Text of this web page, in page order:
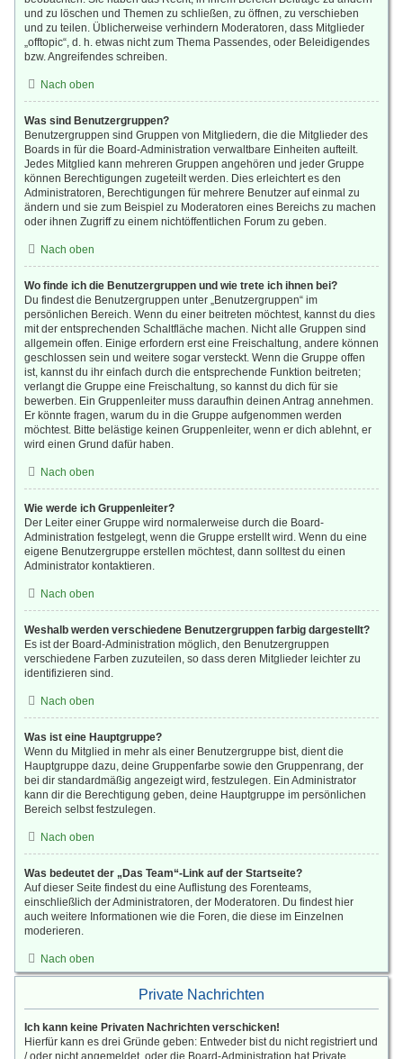
und zu löschen und Themen zu schließen, zu öffnen, zu verschieben
und zu teilen. Üblicherweise verhindern Moderatoren, dass Mitglieder
„offtopic“, d. h. etwas nicht zum Thema Passendes, oder Beleidigendes
bzw. Angreifendes schreiben.
Nach oben
Was sind Benutzergruppen?
Benutzergruppen sind Gruppen von Mitgliedern, die die Mitglieder des
Boards in für die Board-Administration verwaltbare Einheiten aufteilt.
Jedes Mitglied kann mehreren Gruppen angehören und jeder Gruppe
können Berechtigungen zugeteilt werden. Dies erleichtert es den
Administratoren, Berechtigungen für mehrere Benutzer auf einmal zu
ändern und sie zum Beispiel zu Moderatoren eines Bereichs zu machen
oder ihnen Zugriff zu einem nichtöffentlichen Forum zu geben.
Nach oben
Wo finde ich die Benutzergruppen und wie trete ich ihnen bei?
Du findest die Benutzergruppen unter „Benutzergruppen“ im
persönlichen Bereich. Wenn du einer beitreten möchtest, kannst du dies
mit der entsprechenden Schaltfläche machen. Nicht alle Gruppen sind
allgemein offen. Einige erfordern erst eine Freischaltung, andere können
geschlossen sein und weitere sogar versteckt. Wenn die Gruppe offen
ist, kannst du ihr einfach durch die entsprechende Funktion beitreten;
verlangt die Gruppe eine Freischaltung, so kannst du dich für sie
bewerben. Ein Gruppenleiter muss daraufhin deinen Antrag annehmen.
Er könnte fragen, warum du in die Gruppe aufgenommen werden
möchtest. Bitte belästige keinen Gruppenleiter, wenn er dich ablehnt, er
wird einen Grund dafür haben.
Nach oben
Wie werde ich Gruppenleiter?
Der Leiter einer Gruppe wird normalerweise durch die Board-
Administration festgelegt, wenn die Gruppe erstellt wird. Wenn du eine
eigene Benutzergruppe erstellen möchtest, dann solltest du einen
Administrator kontaktieren.
Nach oben
Weshalb werden verschiedene Benutzergruppen farbig dargestellt?
Es ist der Board-Administration möglich, den Benutzergruppen
verschiedene Farben zuzuteilen, so dass deren Mitglieder leichter zu
identifizieren sind.
Nach oben
Was ist eine Hauptgruppe?
Wenn du Mitglied in mehr als einer Benutzergruppe bist, dient die
Hauptgruppe dazu, deine Gruppenfarbe sowie den Gruppenrang, der
bei dir standardmäßig angezeigt wird, festzulegen. Ein Administrator
kann dir die Berechtigung geben, deine Hauptgruppe im persönlichen
Bereich selbst festzulegen.
Nach oben
Was bedeutet der „Das Team“-Link auf der Startseite?
Auf dieser Seite findest du eine Auflistung des Forenteams,
einschließlich der Administratoren, der Moderatoren. Du findest hier
auch weitere Informationen wie die Foren, die diese im Einzelnen
moderieren.
Nach oben
Private Nachrichten
Ich kann keine Privaten Nachrichten verschicken!
Hierfür kann es drei Gründe geben: Entweder bist du nicht registriert und
/ oder nicht angemeldet, oder die Board-Administration hat Private